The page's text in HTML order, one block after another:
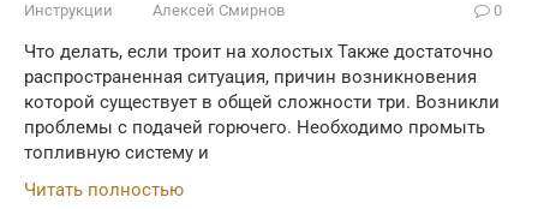
Инструкции Алексей Смирнов 0
Что делать, если троит на холостых Также достаточно
распространенная ситуация, причин возникновения
которой существует в общей сложности три. Возникли
проблемы с подачей горючего. Необходимо промыть
топливную систему и
Читать полностью